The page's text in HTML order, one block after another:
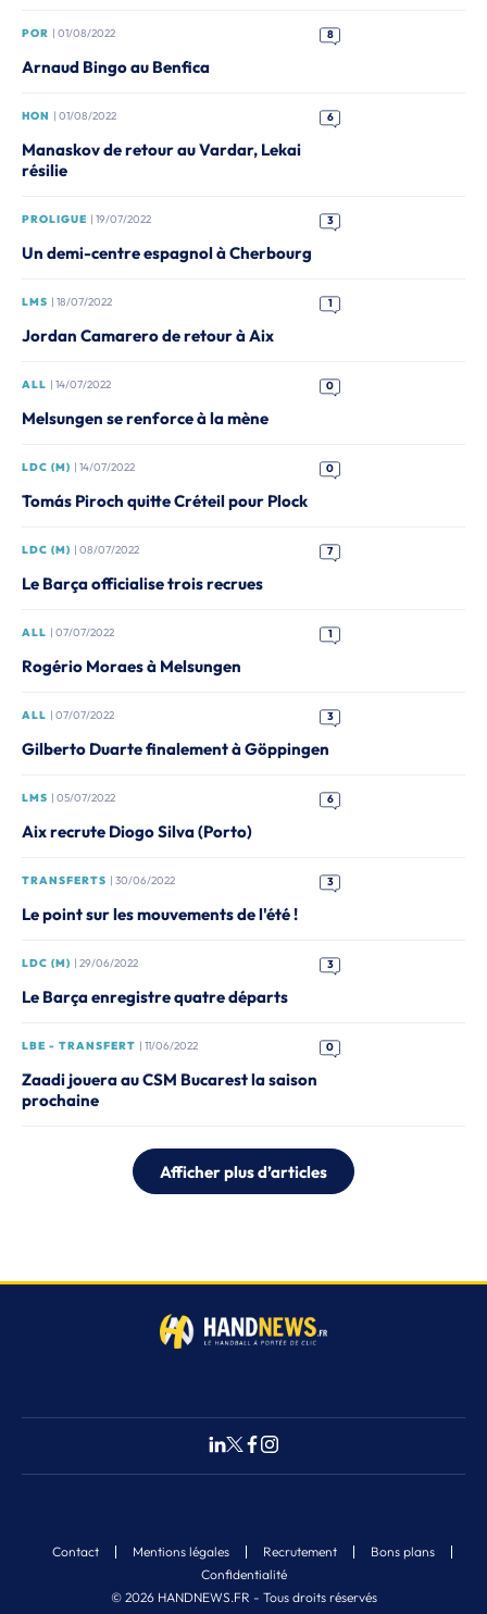
POR | 01/08/2022 8
Arnaud Bingo au Benfica
HON | 01/08/2022 6
Manaskov de retour au Vardar, Lekai
résilie
PROLIGUE | 19/07/2022 3
Un demi-centre espagnol à Cherbourg
LMS | 18/07/2022 1
Jordan Camarero de retour à Aix
ALL | 14/07/2022 0
Melsungen se renforce à la mène
LDC (M) | 14/07/2022 0
Tomás Piroch quitte Créteil pour Plock
LDC (M) | 08/07/2022 7
Le Barça officialise trois recrues
ALL | 07/07/2022 1
Rogério Moraes à Melsungen
ALL | 07/07/2022 3
Gilberto Duarte finalement à Göppingen
LMS | 05/07/2022 6
Aix recrute Diogo Silva (Porto)
TRANSFERTS | 30/06/2022 3
Le point sur les mouvements de l'été !
LDC (M) | 29/06/2022 3
Le Barça enregistre quatre départs
LBE - TRANSFERT | 11/06/2022 0
Zaadi jouera au CSM Bucarest la saison
prochaine
Afficher plus d’articles
© 2026 HANDNEWS.FR - Tous droits réservés
Contact Mentions légales Recrutement
Bons plans
Confidentialité